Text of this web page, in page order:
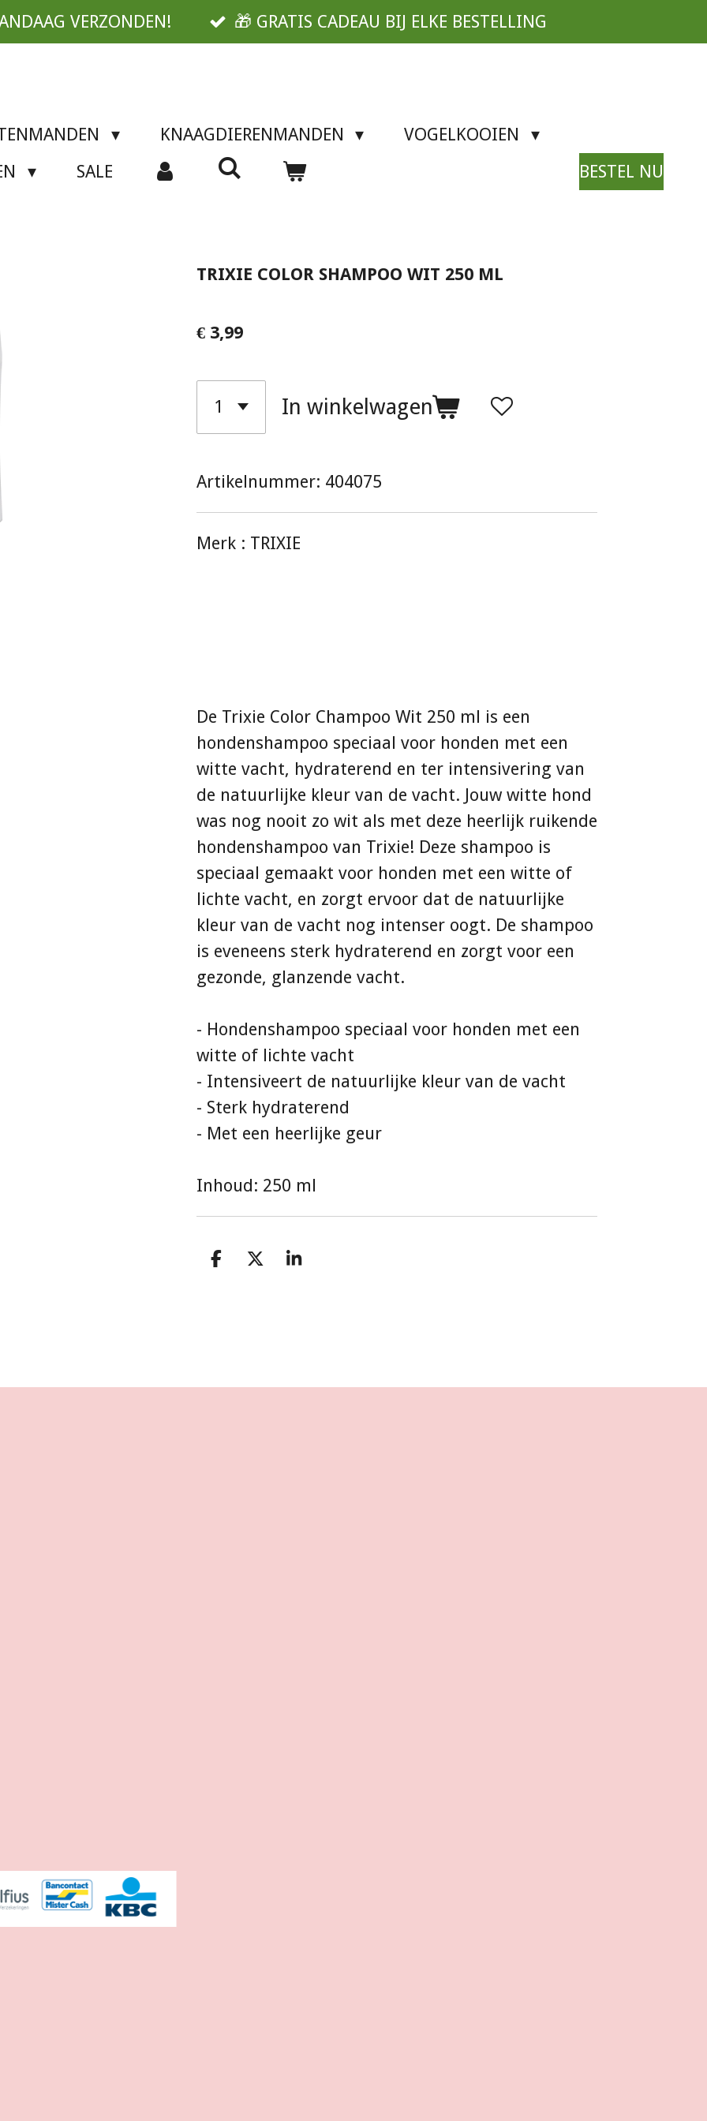
VERZONDEN! 🎁 GRATIS CADEAU BIJ ELKE BESTELLING
KNAAGDIERENMANDEN
VOGELKOOIEN
SALE BESTEL NU
TRIXIE COLOR SHAMPOO WIT 250 ML
€ 3,99
In winkelwagen
Artikelnummer: 404075
Merk : TRIXIE
De Trixie Color Champoo Wit 250 ml is een
hondenshampoo speciaal voor honden met een
witte vacht, hydraterend en ter intensivering van
de natuurlijke kleur van de vacht. Jouw witte hond
was nog nooit zo wit als met deze heerlijk ruikende
hondenshampoo van Trixie! Deze shampoo is
speciaal gemaakt voor honden met een witte of
lichte vacht, en zorgt ervoor dat de natuurlijke
kleur van de vacht nog intenser oogt. De shampoo
is eveneens sterk hydraterend en zorgt voor een
gezonde, glanzende vacht.
- Hondenshampoo speciaal voor honden met een
witte of lichte vacht
- Intensiveert de natuurlijke kleur van de vacht
- Sterk hydraterend
- Met een heerlijke geur
Inhoud: 250 ml
D
D
S